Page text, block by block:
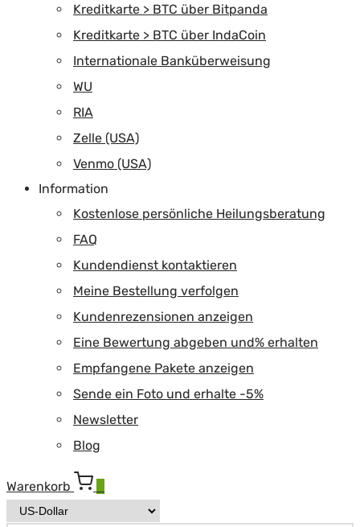
Kreditkarte > BTC über Bitpanda
Kreditkarte > BTC über IndaCoin
Internationale Banküberweisung
WU
RIA
Zelle (USA)
Venmo (USA)
Information
Kostenlose persönliche Heilungsberatung
FAQ
Kundendienst kontaktieren
Meine Bestellung verfolgen
Kundenrezensionen anzeigen
Eine Bewertung abgeben und% erhalten
Empfangene Pakete anzeigen
Sende ein Foto und erhalte -5%
Newsletter
Blog
Warenkorb